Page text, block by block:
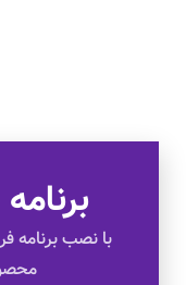
با نصب برنامه